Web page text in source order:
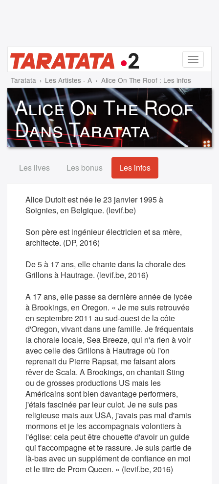
Menu
Taratata Les Artistes - A Alice On The Roof : Les infos
Alice On The Roof
Dans Taratata
Les lives Les bonus Les infos
Alice Dutoit est née le 23 janvier 1995 à
Soignies, en Belgique. (levif.be)
Son père est ingénieur électricien et sa mère,
architecte. (DP, 2016)
De 5 à 17 ans, elle chante dans la chorale des
Grillons à Hautrage. (levif.be, 2016)
A 17 ans, elle passe sa dernière année de lycée
à Brookings, en Oregon. « Je me suis retrouvée
en septembre 2011 au sud-ouest de la côte
d'Oregon, vivant dans une famille. Je fréquentais
la chorale locale, Sea Breeze, qui n'a rien à voir
avec celle des Grillons à Hautrage où l'on
reprenait du Pierre Rapsat, me faisant alors
rêver de Scala. A Brookings, on chantait Sting
ou de grosses productions US mais les
Américains sont bien davantage performers,
j'étais fascinée par leur culot. Je ne suis pas
religieuse mais aux USA, j'avais pas mal d'amis
mormons et je les accompagnais volontiers à
l'église: cela peut être chouette d'avoir un guide
qui t'accompagne et te rassure. Je suis partie de
là-bas avec un supplément de confiance en moi
et le titre de Prom Queen. » (levif.be, 2016)